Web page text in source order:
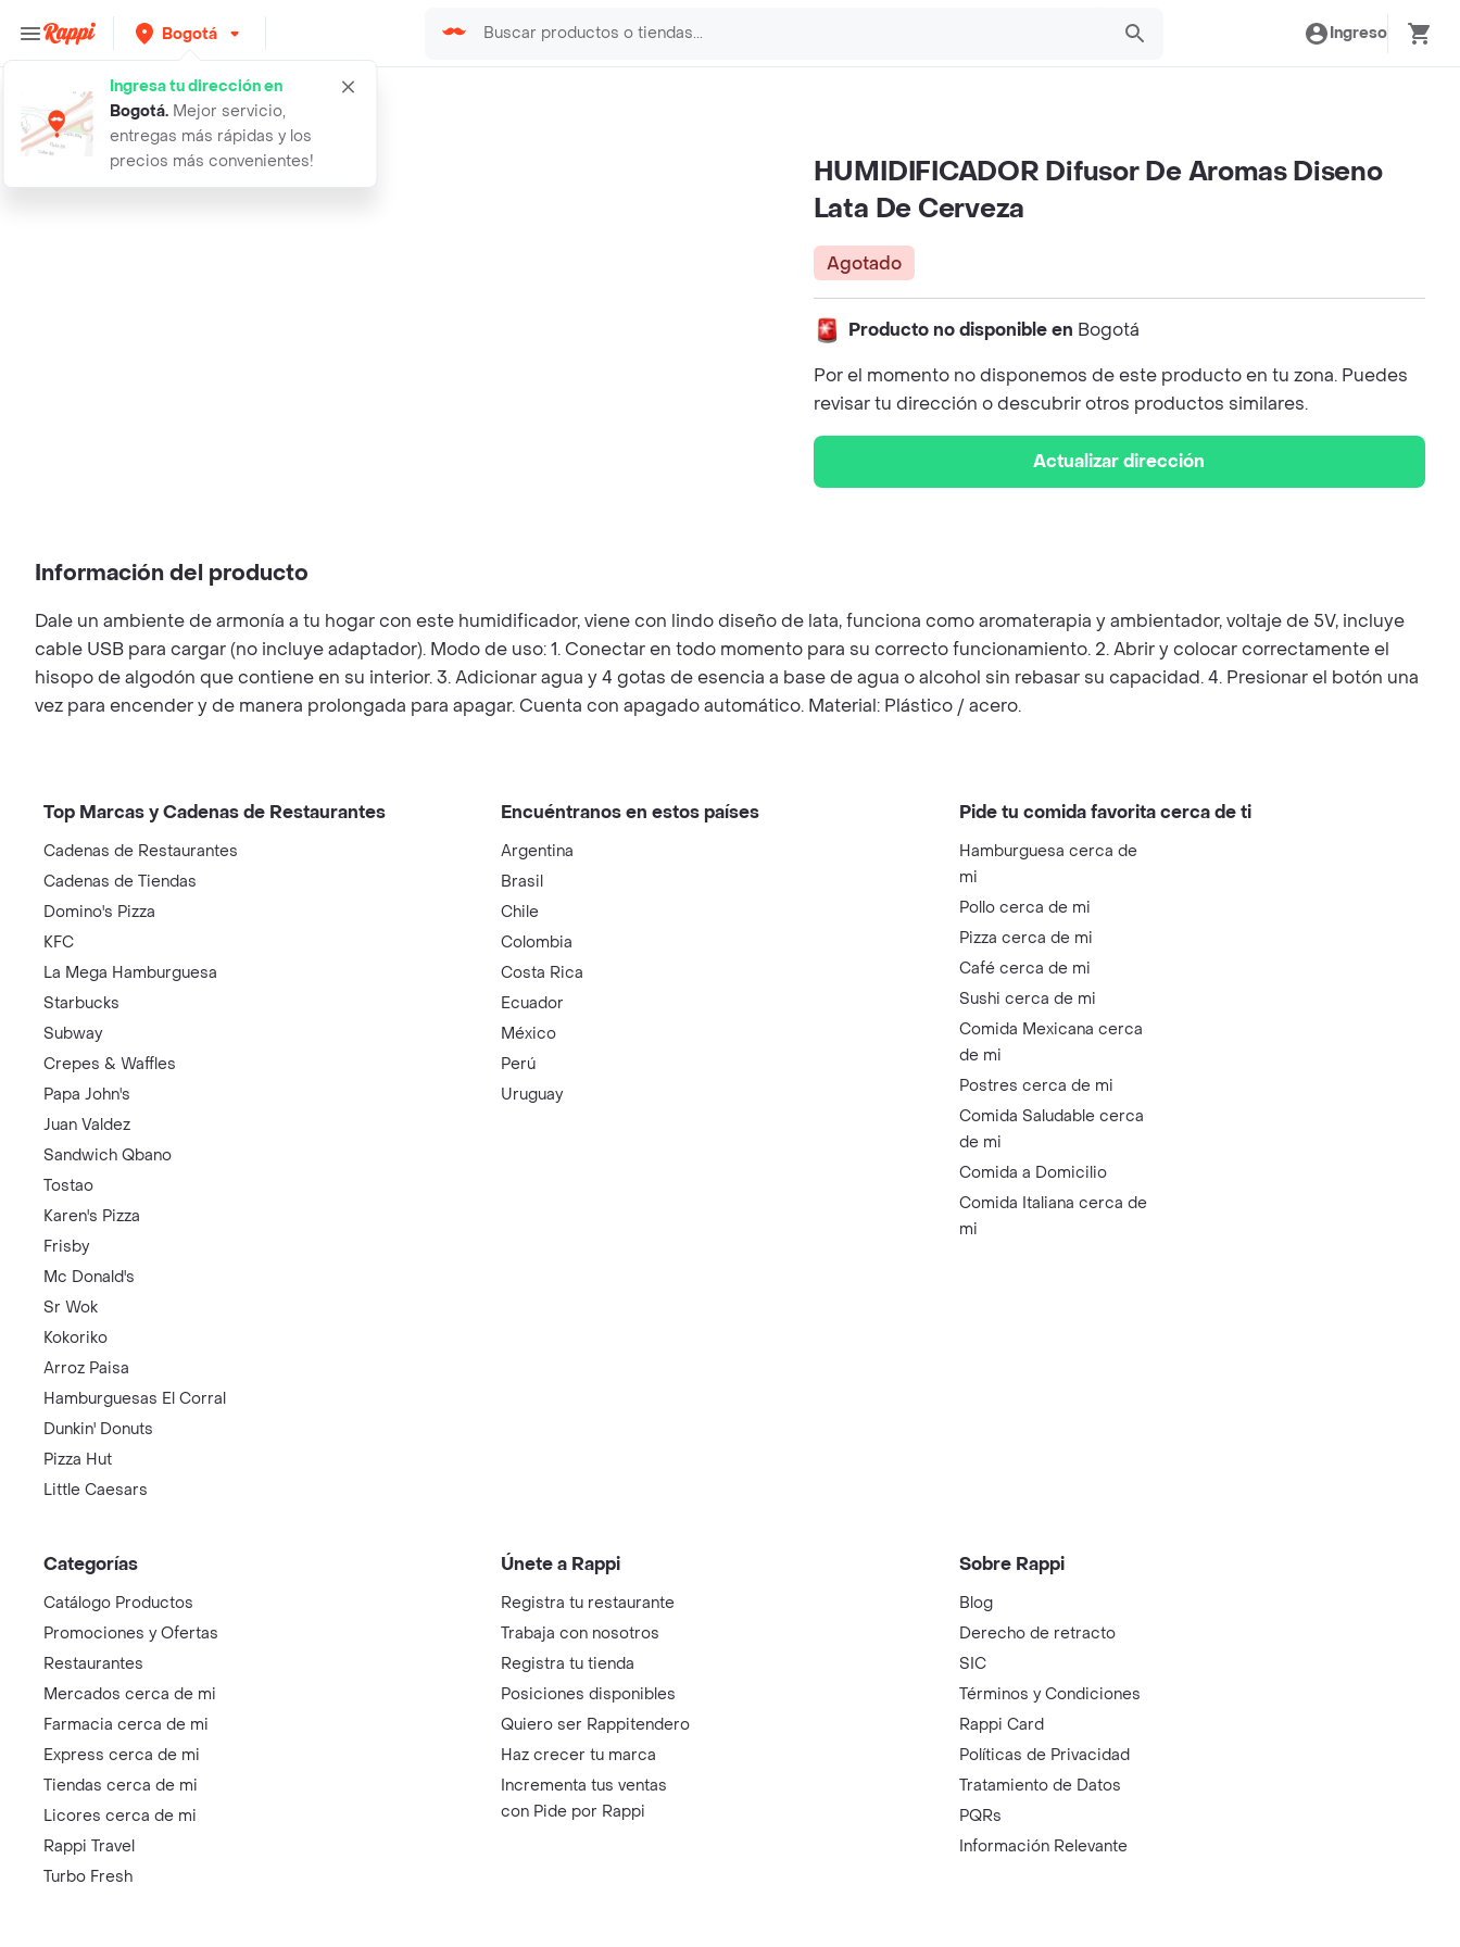
Bogotá
Ingresa tu dirección en
Bogotá. Mejor servicio,
entregas más rápidas y los
precios más convenientes!
Ingreso
Rappi humidificador difusor de aromas dis
HUMIDIFICADOR Difusor De Aromas Diseno
Lata De Cerveza
Agotado
Producto no disponible en Bogotá
Por el momento no disponemos de este producto en tu zona. Puedes
revisar tu dirección o descubrir otros productos similares.
Actualizar dirección
Información del producto
Dale un ambiente de armonía a tu hogar con este humidificador, viene con lindo diseño de lata, funciona como aromaterapia y ambientador, voltaje de 5V, incluye
cable USB para cargar (no incluye adaptador). Modo de uso: 1. Conectar en todo momento para su correcto funcionamiento. 2. Abrir y colocar correctamente el
hisopo de algodón que contiene en su interior. 3. Adicionar agua y 4 gotas de esencia a base de agua o alcohol sin rebasar su capacidad. 4. Presionar el botón una
vez para encender y de manera prolongada para apagar. Cuenta con apagado automático. Material: Plástico / acero.
Top Marcas y Cadenas de Restaurantes
Cadenas de Restaurantes
Cadenas de Tiendas
Domino's Pizza
KFC
La Mega Hamburguesa
Starbucks
Subway
Crepes & Waffles
Papa John's
Juan Valdez
Sandwich Qbano
Tostao
Karen's Pizza
Frisby
Mc Donald's
Sr Wok
Kokoriko
Arroz Paisa
Hamburguesas El Corral
Dunkin' Donuts
Pizza Hut
Little Caesars
Encuéntranos en estos países
Argentina
Brasil
Chile
Colombia
Costa Rica
Ecuador
México
Perú
Uruguay
Pide tu comida favorita cerca de ti
Hamburguesa cerca de
mi
Pollo cerca de mi
Pizza cerca de mi
Café cerca de mi
Sushi cerca de mi
Comida Mexicana cerca
de mi
Postres cerca de mi
Comida Saludable cerca
de mi
Comida a Domicilio
Comida Italiana cerca de
mi
Categorías
Catálogo Productos
Promociones y Ofertas
Restaurantes
Mercados cerca de mi
Farmacia cerca de mi
Express cerca de mi
Tiendas cerca de mi
Licores cerca de mi
Rappi Travel
Turbo Fresh
Únete a Rappi
Registra tu restaurante
Trabaja con nosotros
Registra tu tienda
Posiciones disponibles
Quiero ser Rappitendero
Haz crecer tu marca
Incrementa tus ventas
con Pide por Rappi
Sobre Rappi
Blog
Derecho de retracto
SIC
Términos y Condiciones
Rappi Card
Políticas de Privacidad
Tratamiento de Datos
PQRs
Información Relevante